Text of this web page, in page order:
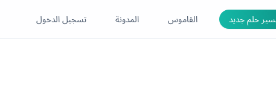
حلم جديد القاموس المدونة تسجيل الدخول